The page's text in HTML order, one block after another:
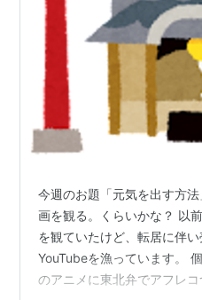
今週のお題「元気を出す方
画を観る。くらいかな？ 以
を観ていたけど、転居に伴
YouTubeを漁っています。
のアニメに東北弁でアフレコ